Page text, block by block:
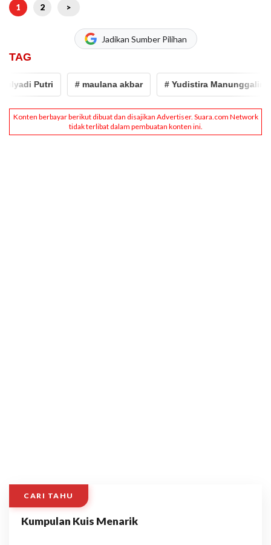
1 2 >
Jadikan Sumber Pilihan
TAG
Putri # maulana akbar # Yudistira Manunggaling
CARI TAHU
Kumpulan Kuis Menarik